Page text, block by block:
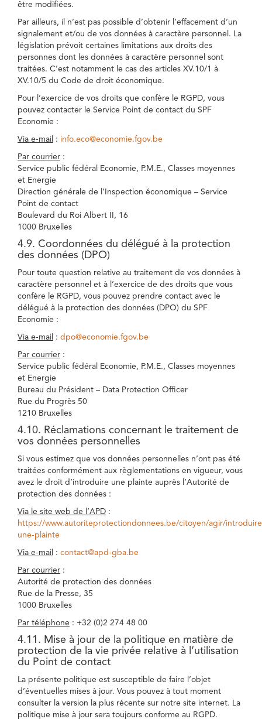
être modifiées.
Par ailleurs, il n’est pas possible d’obtenir l’effacement d’un
signalement et/ou de vos données à caractère personnel. La
législation prévoit certaines limitations aux droits des
personnes dont les données à caractère personnel sont
traitées. C’est notamment le cas des articles XV.10/1 à
XV.10/5 du Code de droit économique.
Pour l’exercice de vos droits que confère le RGPD, vous
pouvez contacter le Service Point de contact du SPF
Economie :
Via e-mail : info.eco@economie.fgov.be
Par courrier :
Service public fédéral Economie, P.M.E., Classes moyennes
et Energie
Direction générale de l’Inspection économique – Service
Point de contact
Boulevard du Roi Albert II, 16
1000 Bruxelles
4.9. Coordonnées du délégué à la protection
des données (DPO)
Pour toute question relative au traitement de vos données à
caractère personnel et à l’exercice de des droits que vous
confère le RGPD, vous pouvez prendre contact avec le
délégué à la protection des données (DPO) du SPF
Economie :
Via e-mail : dpo@economie.fgov.be
Par courrier :
Service public fédéral Economie, P.M.E., Classes moyennes
et Energie
Bureau du Président – Data Protection Officer
Rue du Progrès 50
1210 Bruxelles
4.10. Réclamations concernant le traitement de
vos données personnelles
Si vous estimez que vos données personnelles n’ont pas été
traitées conformément aux règlementations en vigueur, vous
avez le droit d’introduire une plainte auprès l’Autorité de
protection des données :
Via le site web de l’APD :
https://www.autoriteprotectiondonnees.be/citoyen/agir/
une-plainte
Via e-mail : contact@apd-gba.be
Par courrier :
Autorité de protection des données
Rue de la Presse, 35
1000 Bruxelles
Par téléphone : +32 (0)2 274 48 00
4.11. Mise à jour de la politique en matière de
protection de la vie privée relative à l’utilisation
du Point de contact
La présente politique est susceptible de faire l’objet
d’éventuelles mises à jour. Vous pouvez à tout moment
consulter la version la plus récente sur notre site internet. La
politique mise à jour sera toujours conforme au RGPD.